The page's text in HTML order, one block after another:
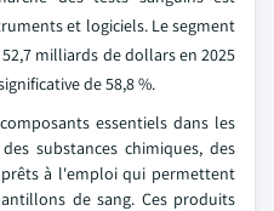
et logiciels. Le segment
milliards de dollars en 2025
de 58,8 %.
essentiels dans les
substances chimiques, des
à l'emploi qui permettent
de sang. Ces produits